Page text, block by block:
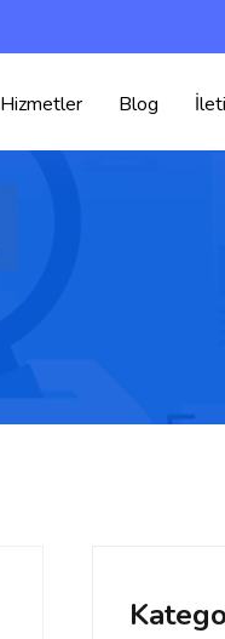
Hizmetler Blog